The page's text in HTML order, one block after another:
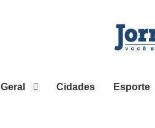
Geral Cidades Esporte